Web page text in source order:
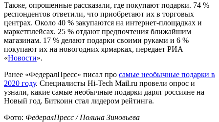
Также, опрошенные рассказали, где покупают подарки. 74 %
респондентов ответили, что приобретают их в торговых
центрах. Около 40 % закупаются на интернет-площадках и
маркетплейсах. 25 % отдают предпочтения ближайшим
магазинам. 17 % делают подарки своими руками и 6 %
покупают их на новогодних ярмарках, передает РИА
«Новости».
Ранее «ФедералПресс» писал про самые необычные подарки в
2020 году. Специалисты Hi-Tech Mail.ru провели опрос и
узнали, какие самые необычные подарки дарят россияне на
Новый год. Биткоин стал лидером рейтинга.
Фото: ФедералПресс / Полина Зиновьева